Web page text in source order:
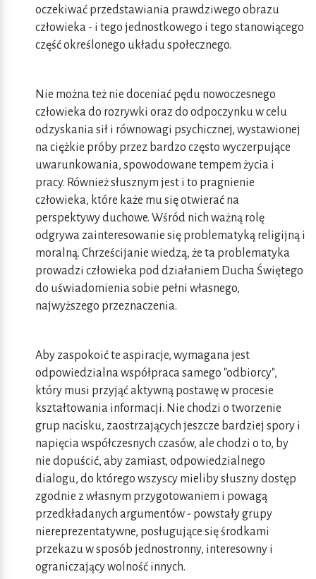
oczekiwać przedstawiania prawdziwego obrazu
człowieka - i tego jednostkowego i tego stanowiącego
część określonego układu społecznego.
Nie można też nie doceniać pędu nowoczesnego
człowieka do rozrywki oraz do odpoczynku w celu
odzyskania sił i równowagi psychicznej, wystawionej
na ciężkie próby przez bardzo często wyczerpujące
uwarunkowania, spowodowane tempem życia i
pracy. Również słusznym jest i to pragnienie
człowieka, które każe mu się otwierać na
perspektywy duchowe. Wśród nich ważną rolę
odgrywa zainteresowanie się problematyką religijną i
moralną. Chrześcijanie wiedzą, że ta problematyka
prowadzi człowieka pod działaniem Ducha Świętego
do uświadomienia sobie pełni własnego,
najwyższego przeznaczenia.
Aby zaspokoić te aspiracje, wymagana jest
odpowiedzialna współpraca samego "odbiorcy",
który musi przyjąć aktywną postawę w procesie
kształtowania informacji. Nie chodzi o tworzenie
grup nacisku, zaostrzających jeszcze bardziej spory i
napięcia współczesnych czasów, ale chodzi o to, by
nie dopuścić, aby zamiast, odpowiedzialnego
dialogu, do którego wszyscy mieliby słuszny dostęp
zgodnie z własnym przygotowaniem i powagą
przedkładanych argumentów - powstały grupy
niereprezentatywne, posługujące się środkami
przekazu w sposób jednostronny, interesowny i
ograniczający wolność innych.